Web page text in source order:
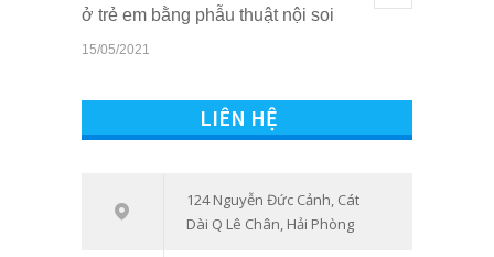
ở trẻ em bằng phẫu thuật nội soi
15/05/2021
BHYT tại Bệnh viện Quốc tế Sản
Nhi Hải Phòng
Tham vấn – Trị liệu tâm lý trẻ em và
trẻ vị thành niên: Đồng hành cùng
LIÊN HỆ
124 Nguyễn Đức Cảnh, Cát
Dài Q Lê Chân, Hải Phòng